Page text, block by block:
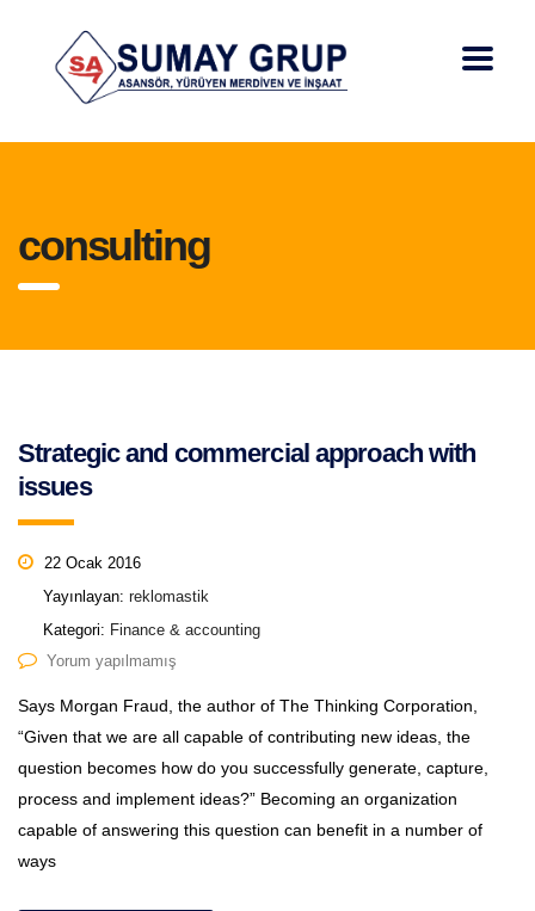
consulting
Strategic and commercial approach with
issues
22 Ocak 2016
Yayınlayan: reklomastik
Kategori: Finance & accounting
Yorum yapılmamış
Says Morgan Fraud, the author of The Thinking Corporation,
“Given that we are all capable of contributing new ideas, the
question becomes how do you successfully generate, capture,
process and implement ideas?” Becoming an organization
capable of answering this question can benefit in a number of
ways